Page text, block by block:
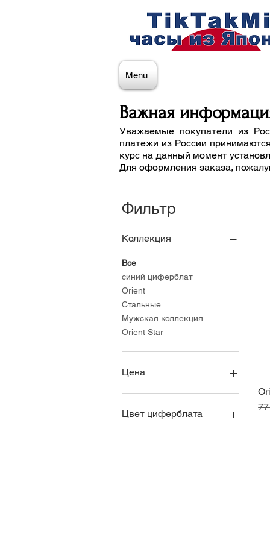
Menu
Важная
Уважаемые покупатели из
платежи из России
курс на данный момент
Для оформления заказа,
Фильтр
Коллекция
Все
синий циферблат
Orient
Стальные
Мужская коллекция
Orient Star
Цена
Цвет циферблата
синий циферблат